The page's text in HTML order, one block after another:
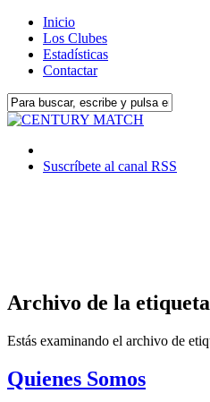
Inicio
Los Clubes
Estadísticas
Contactar
Suscríbete al canal RSS
Archivo de la
Estás examinando el archivo de
Quienes Somos